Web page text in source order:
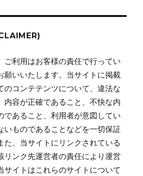
ご利用はお客様の責任で行ってい
願いいたします。当サイトに掲載
のコンテテンツについて、違法な
内容が正確であること、不快な内
であること、利用者が意図してい
いものであることなどを一切保証
た、当サイトにリンクされている
リンク先運営者の責任により運営
サイトはこれらのサイトについて